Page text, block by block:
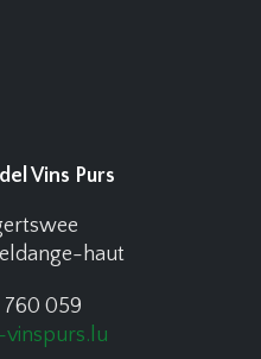
Vins Purs
haut
760 059
vinspurs.lu